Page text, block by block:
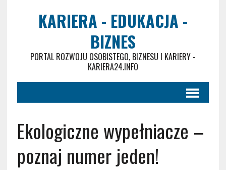
KARIERA - EDUKACJA -
BIZNES
PORTAL ROZWOJU OSOBISTEGO, BIZNESU I KARIERY -
KARIERA24.INFO
Ekologiczne wypełniacze –
poznaj numer jeden!